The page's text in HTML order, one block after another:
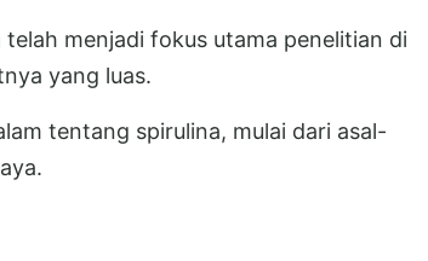
menjadi fokus utama penelitian di
yang luas.
tentang spirulina, mulai dari asal-